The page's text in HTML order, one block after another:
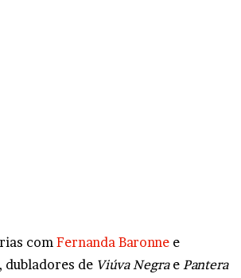
com Fernanda Baronne e
, dubladores de Viúva Negrae Pantera